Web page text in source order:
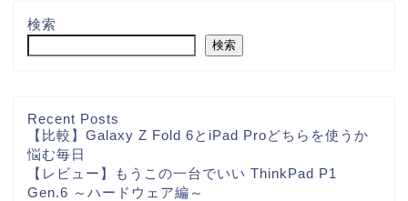
検索
検索
Recent Posts
【比較】Galaxy Z Fold 6とiPad Proどちらを使うか
悩む毎日
【レビュー】もうこの一台でいい ThinkPad P1
Gen.6 ～ハードウェア編～